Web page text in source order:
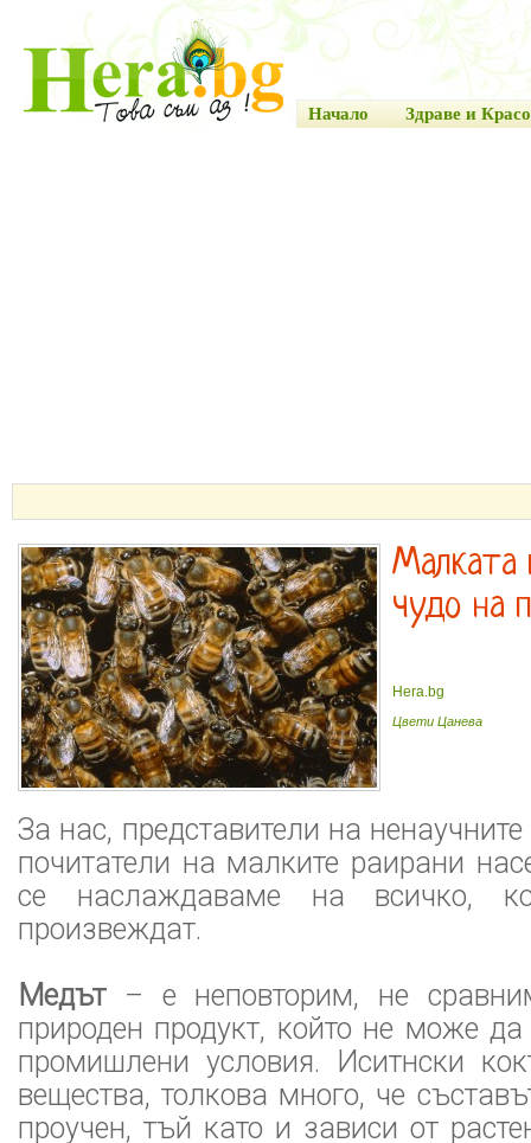
Начало Здраве и
Малката
чудо на
Hera.bg
Цвети Цанева
За нас, представители на
почитатели на малките раирани
се наслаждаваме на всичко,
произвеждат.
Медът– е неповторим, не
природен продукт, който не може
промишлени условия. Иситнски
вещества, толкова много, че
проучен, тъй като и зависи от